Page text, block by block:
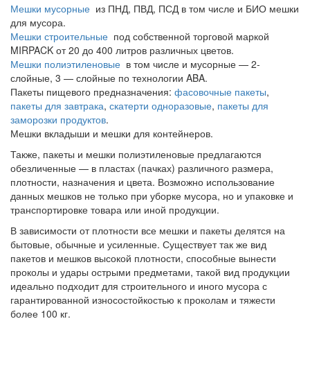
Мешки мусорные из ПНД, ПВД, ПСД в том числе и БИО мешки
для мусора.
Мешки строительные под собственной торговой маркой
MIRPACK от 20 до 400 литров различных цветов.
Мешки полиэтиленовые в том числе и мусорные — 2-
слойные, 3 — слойные по технологии ABA.
Пакеты пищевого предназначения: фасовочные пакеты,
пакеты для завтрака, скатерти одноразовые, пакеты для
заморозки продуктов.
Мешки вкладыши и мешки для контейнеров.
Также, пакеты и мешки полиэтиленовые предлагаются
обезличенные — в пластах (пачках) различного размера,
плотности, назначения и цвета. Возможно использование
данных мешков не только при уборке мусора, но и упаковке и
транспортировке товара или иной продукции.
В зависимости от плотности все мешки и пакеты делятся на
бытовые, обычные и усиленные. Существует так же вид
пакетов и мешков высокой плотности, способные вынести
проколы и удары острыми предметами, такой вид продукции
идеально подходит для строительного и иного мусора с
гарантированной износостойкостью к проколам и тяжести
более 100 кг.